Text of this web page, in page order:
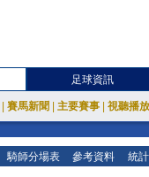
足球資訊
賽馬新聞 主要賽事 視聽播
騎師分場表 參考資料 統